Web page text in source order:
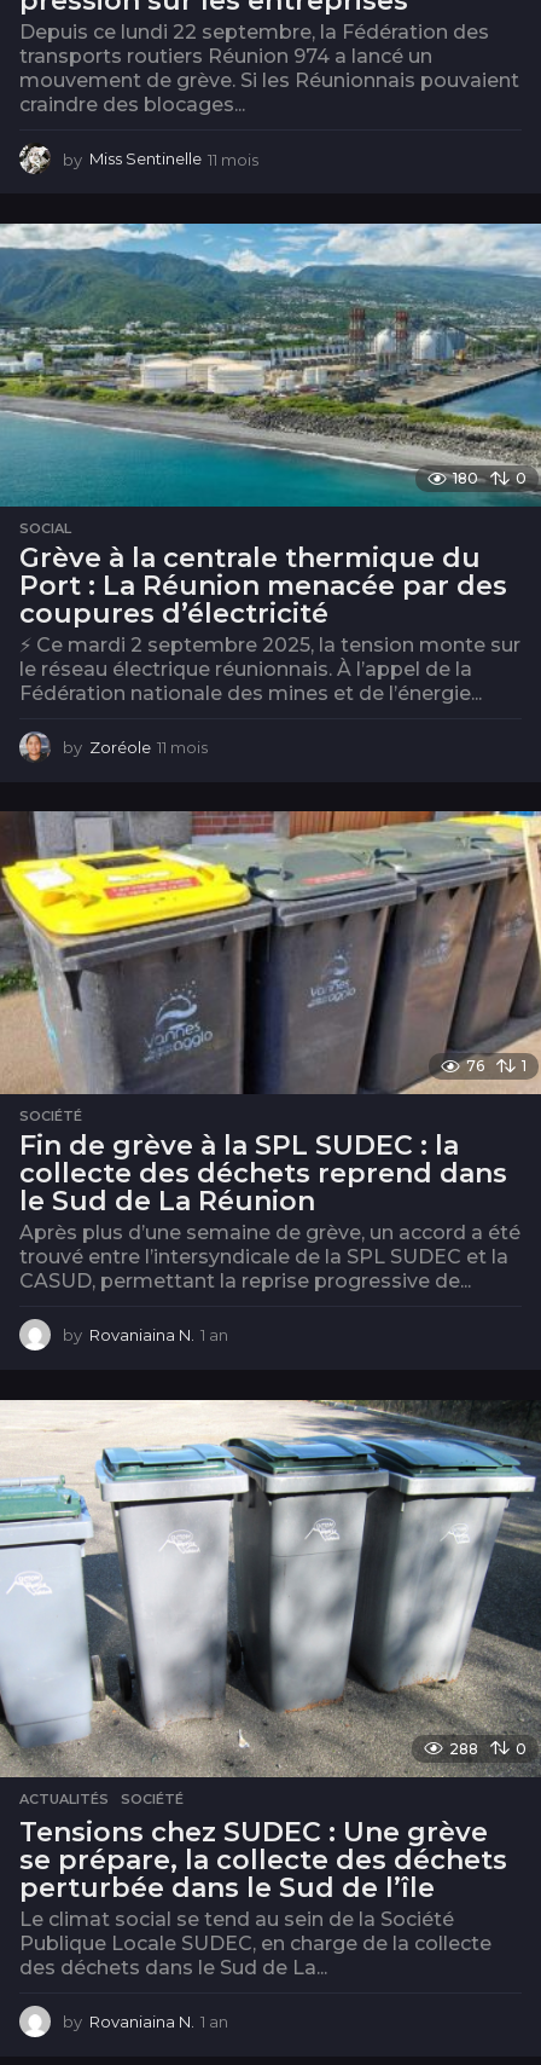
Depuis ce lundi 22 septembre, la Fédération des
transports routiers Réunion 974 a lancé un
mouvement de grève. Si les Réunionnais pouvaient
craindre des blocages...
by Miss Sentinelle 11 mois
o
i
s
180 0
SOCIAL
Grève à la centrale thermique du
Port : La Réunion menacée par des
coupures d’électricité
⚡ Ce mardi 2 septembre 2025, la tension monte sur
le réseau électrique réunionnais. À l’appel de la
Fédération nationale des mines et de l’énergie...
by Zoréole 11 mois
o
i
s
76 1
SOCIÉTÉ
Fin de grève à la SPL SUDEC : la
collecte des déchets reprend dans
le Sud de La Réunion
Après plus d’une semaine de grève, un accord a été
trouvé entre l’intersyndicale de la SPL SUDEC et la
CASUD, permettant la reprise progressive de...
by Rovaniaina N. 1 an
288 0
ACTUALITÉS ,SOCIÉTÉ
Tensions chez SUDEC : Une grève
se prépare, la collecte des déchets
perturbée dans le Sud de l’île
Le climat social se tend au sein de la Société
Publique Locale SUDEC, en charge de la collecte
des déchets dans le Sud de La...
by Rovaniaina N. 1 an